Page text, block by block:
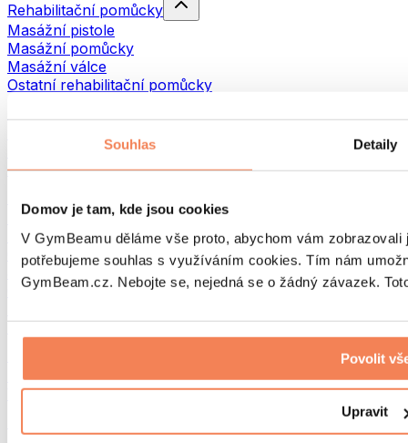
Souhlas Detaily
Domov je tam, kde jsou cookies
V GymBeamu děláme vše proto, abychom vám
potřebujeme souhlas s využíváním cookies. Tím nám
GymBeam.cz. Nebojte se, nejedná se o žádný závazek.
Povolit
Upravit
Rehabilitační pomůcky
Masážní pistole
Masážní pomůcky
Masážní válce
Ostatní rehabilitační pomůcky
Batohy
Běh
Bojové sporty
Cyklistika
Jóga a pilates
Otužování
Turistika
Red Light Therapy
Vodní filtry a konvice